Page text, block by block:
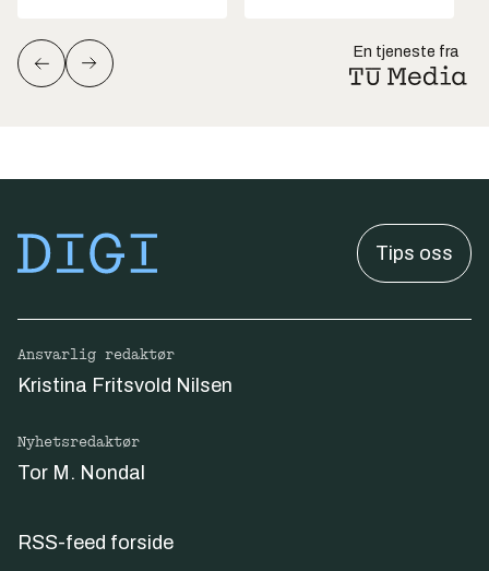
En tjeneste fra
Tips oss
Ansvarlig redaktør
Kristina Fritsvold Nilsen
Nyhetsredaktør
Tor M. Nondal
RSS-feed forside